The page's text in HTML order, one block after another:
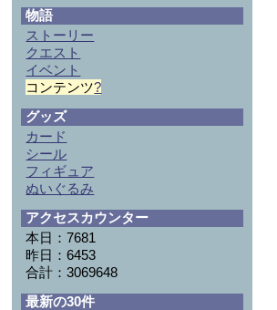
物語
ストーリー
クエスト
イベント
コンテンツ?
グッズ
カード
シール
フィギュア
ぬいぐるみ
アクセスカウンター
本日：7681
昨日：6453
合計：3069648
最新の30件